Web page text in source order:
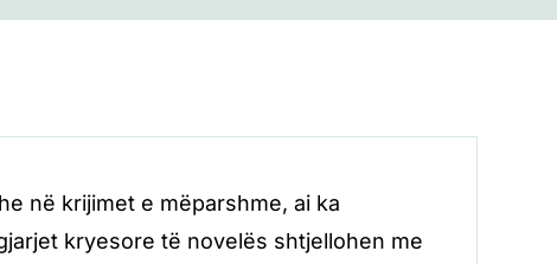
në krijimet e mëparshme, ai ka
kryesore të novelës shtjellohen me